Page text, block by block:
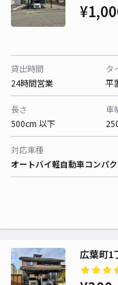
貸出時間
24時間営業
タ
平
長さ
500cm 以下
車
対応車種
オートバイ軽自動車コンパ
広葉町1